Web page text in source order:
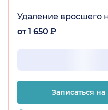
Удаление вросшего
от 1 650 ₽
Записаться